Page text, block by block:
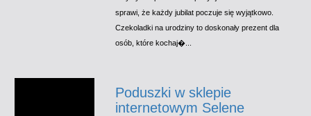
sprawi, że każdy jubilat poczuje się wyjątkowo.
Czekoladki na urodziny to doskonały prezent dla
osób, które kochaj�...
Poduszki w sklepie
internetowym Selene